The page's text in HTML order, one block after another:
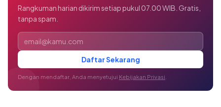
Rangkuman harian dikirim setiap pukul 07.00 WIB. Gratis,
tanpa spam.
Alamat email
Daftar Sekarang
Dengan mendaftar, Anda menyetujui Kebijakan Privasi